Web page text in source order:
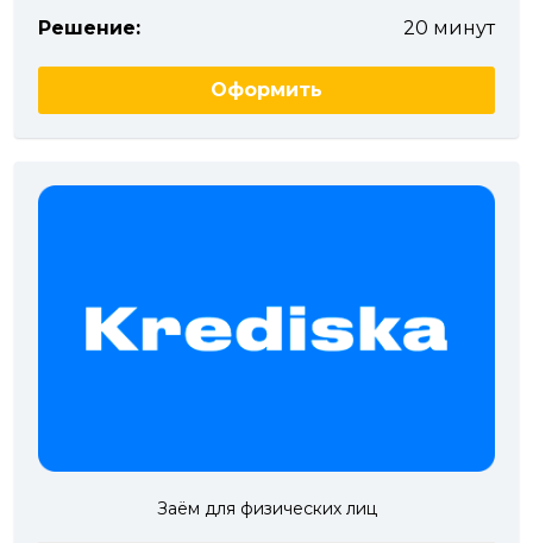
Решение:
20 минут
Оформить
Заём для физических лиц